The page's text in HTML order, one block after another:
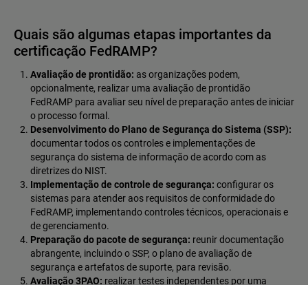
Quais são algumas etapas importantes da
certificação FedRAMP?
Avaliação de prontidão: as organizações podem,
opcionalmente, realizar uma avaliação de prontidão
FedRAMP para avaliar seu nível de preparação antes de iniciar
o processo formal.
Desenvolvimento do Plano de Segurança do Sistema (SSP):
documentar todos os controles e implementações de
segurança do sistema de informação de acordo com as
diretrizes do NIST.
Implementação de controle de segurança: configurar os
sistemas para atender aos requisitos de conformidade do
FedRAMP, implementando controles técnicos, operacionais e
de gerenciamento.
Preparação do pacote de segurança: reunir documentação
abrangente, incluindo o SSP, o plano de avaliação de
segurança e artefatos de suporte, para revisão.
Avaliação 3PAO: realizar testes independentes por uma